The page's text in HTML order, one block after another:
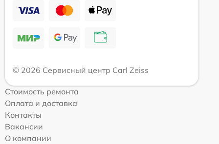
© 2026 Сервисный центр Carl Zeiss
Стоимость ремонта
Оплата и доставка
Контакты
Вакансии
О компании